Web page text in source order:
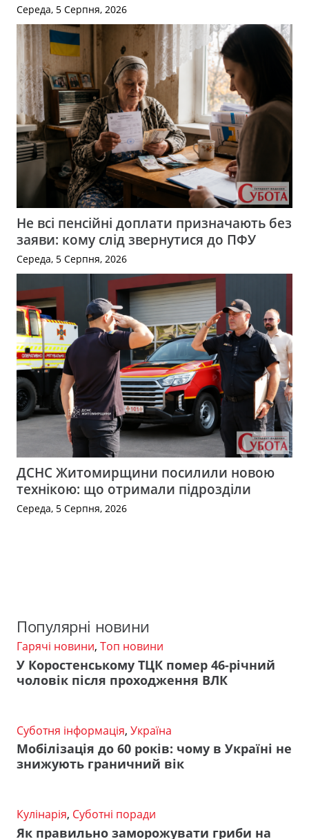
Середа, 5 Серпня, 2026
Не всі пенсійні доплати призначають без
заяви: кому слід звернутися до ПФУ
Середа, 5 Серпня, 2026
ДСНС Житомирщини посилили новою
технікою: що отримали підрозділи
Середа, 5 Серпня, 2026
Популярні новини
Гарячі новини, Топ новини
У Коростенському ТЦК помер 46-річний
чоловік після проходження ВЛК
Суботня інформація, Україна
Мобілізація до 60 років: чому в Україні не
знижують граничний вік
Кулінарія, Суботні поради
Як правильно заморожувати гриби на